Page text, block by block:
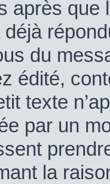
après que
déjà
du
édité,
texte
par un
la